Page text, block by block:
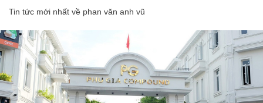
Tin tức mới nhất về phan văn anh vũ